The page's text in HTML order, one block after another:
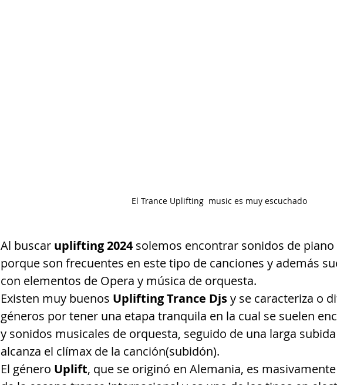
El Trance Uplifting  music es muy escuchado
Al buscar uplifting 2024 solemos encontrar sonidos de piano
porque son frecuentes en este tipo de canciones y además
con elementos de Opera y música de orquesta.
Existen muy buenos Uplifting Trance Djs y se caracteriza o
géneros por tener una etapa tranquila en la cual se suelen
y sonidos musicales de orquesta, seguido de una larga
alcanza el clímax de la canción(subidón).
El género Uplift, que se originó en Alemania, es